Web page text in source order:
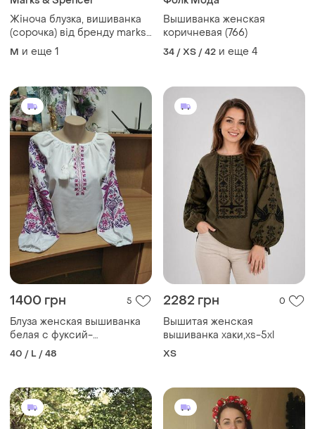
Жіноча блузка, вишиванка
(сорочка) від бренду marks
& spencer; женская сине-
белая полосатая блуза с
виде птиц и цветов
M и еще 1
Вышиванка женская
коричневая (766)
34 / XS / 42 и еще 4
1400 грн 5
Блуза женская вышиванка
белая с фуксий-
фиолетовой вышивкой.
размер 48 l
40 / L / 48
2282 грн 0
Вышитая женская
вышиванка хаки,xs-5xl
ХS